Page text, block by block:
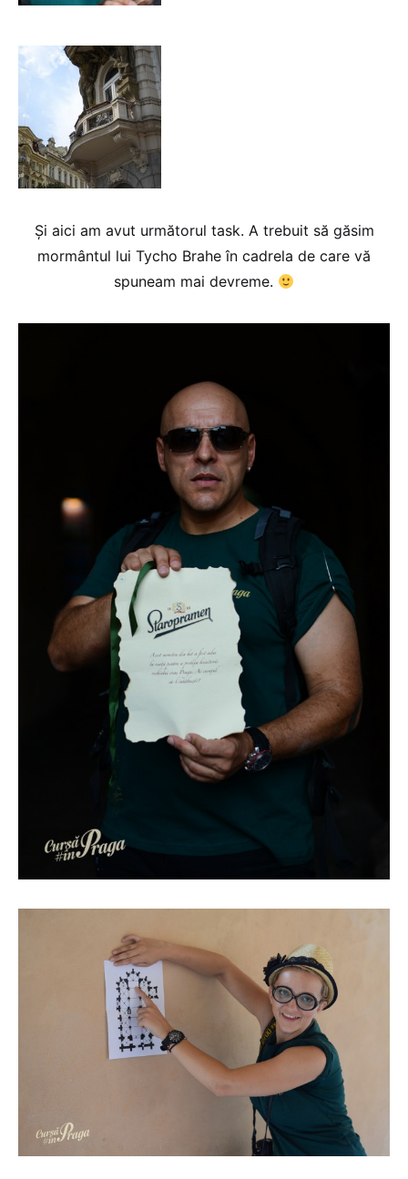
Și aici am avut următorul task. A trebuit să găsim
mormântul lui Tycho Brahe în cadrela de care vă
spuneam mai devreme.